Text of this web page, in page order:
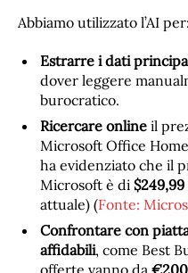
Abbiamo utilizzato l’AI per:
Estrarre i dati
dover leggere
burocratico.
Ricercare online il
Microsoft Office
ha evidenziato che il
Microsoft è di $249,99
attuale) (Fonte:
Confrontare con
affidabili, come Best
offerte vanno da €200